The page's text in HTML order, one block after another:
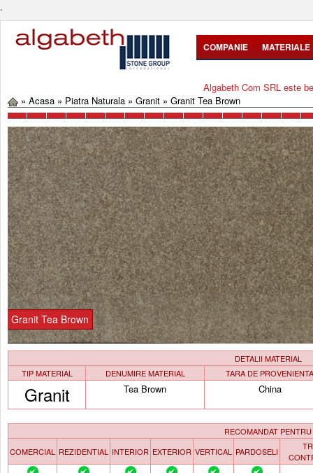
.
COMPANIE MATERIALE
Algabeth Com SRL este
» Acasa » Piatra Naturala » Granit » Granit Tea Brown
Granit Tea Brown
DETALII MATERIAL
TIP MATERIAL
DENUMIRE MATERIAL TARA DE PROVENIENTA
Granit Tea Brown China
RECOMANDAT PENTRU
COMERCIAL
REZIDENTIAL INTERIOR EXTERIOR VERTICAL PARDOSELI